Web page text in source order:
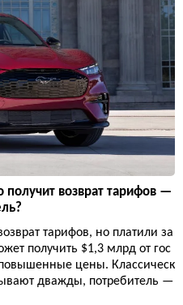
получит возврат тарифов —
тарифов, но платили за
получить $1,3 млрд от гос
цены. Классическ
дважды, потребитель —